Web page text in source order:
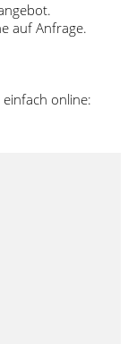
auf Anfrage.
einfach online: